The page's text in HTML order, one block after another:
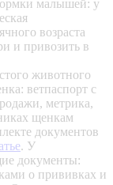
малышей: у
возраста
и привозить в
животного
ветпаспорт с
метрика,
щенкам
документов
. У
документы:
о прививках и